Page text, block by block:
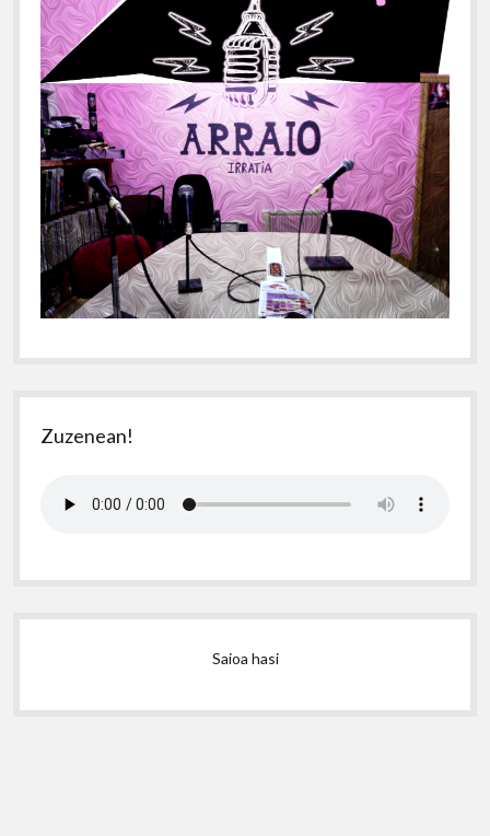
Zuzenean!
Saioa hasi